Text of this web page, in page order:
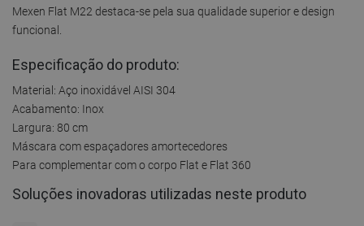
Mexen Flat M22 destaca-se pela sua qualidade superior e design
funcional.
Especificação do produto:
Material: Aço inoxidável AISI 304
Acabamento: Inox
Largura: 80 cm
Máscara com espaçadores amortecedores
Para complementar com o corpo Flat e Flat 360
Soluções inovadoras utilizadas neste produto